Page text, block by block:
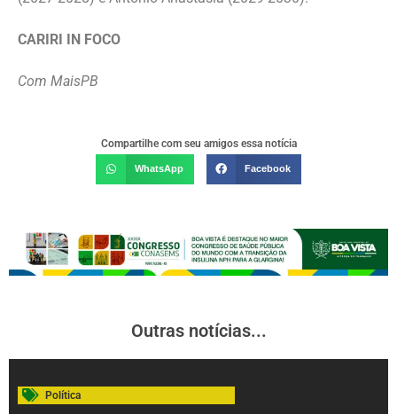
CARIRI IN FOCO
Com MaisPB
Compartilhe com seu amigos essa notícia
WhatsApp Facebook
Outras notícias...
Política